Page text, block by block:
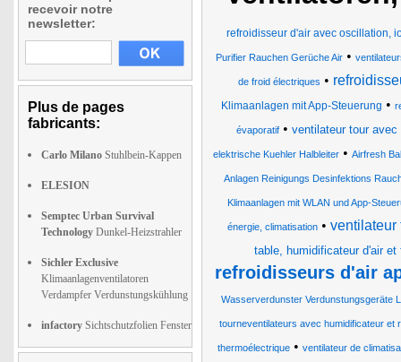
recevoir notre
newsletter:
Plus de pages
fabricants:
Carlo Milano Stuhlbein-Kappen
ELESION
Semptec Urban Survival
Technology Dunkel-Heizstrahler
Sichler Exclusive
Klimaanlagenventilatoren
Verdampfer Verdunstungskühlung
infactory Sichtschutzfolien Fenster
refroidisseur d'air avec oscillation,
Purifier Rauchen Gerüche Air•
de froid électriques •
Klimaanlagen mit App-Steuerung •
évaporatif• ventilateur tour
elektrische Kuehler Halbleiter• Airfresh
Anlagen Reinigungs Desinfektions
Klimaanlagen mit WLAN und App-
énergie, climatisation• ventilateur
table, humidificateur d'air et
refroidisseurs d'air
Wasserverdunster Verdunstungsgeräte
tourneventilateurs avec humidificateur et
thermoélectrique • ventilateur de